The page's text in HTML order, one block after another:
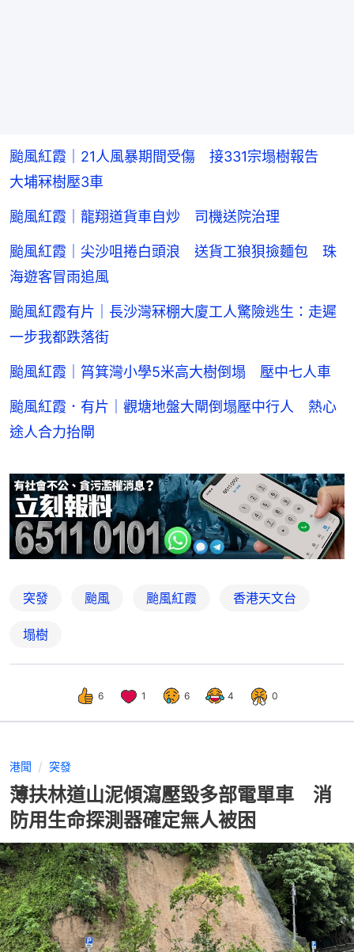
颱風紅霞｜21人風暴期間受傷 接331宗塌樹報告
大埔冧樹壓3車
颱風紅霞｜龍翔道貨車自炒 司機送院治理
颱風紅霞｜尖沙咀捲白頭浪 送貨工狼狽撿麵包 珠
海遊客冒雨追風
颱風紅霞有片｜長沙灣冧棚大廈工人驚險逃生：走遲
一步我都跌落街
颱風紅霞｜筲箕灣小學5米高大樹倒塌 壓中七人車
颱風紅霞．有片｜觀塘地盤大閘倒塌壓中行人 熱心
途人合力抬閘
突發 颱風 颱風紅霞 香港天文台
塌樹
6 1 6 4 0
港聞 突發
薄扶林道山泥傾瀉壓毀多部電單車 消
防用生命探測器確定無人被困